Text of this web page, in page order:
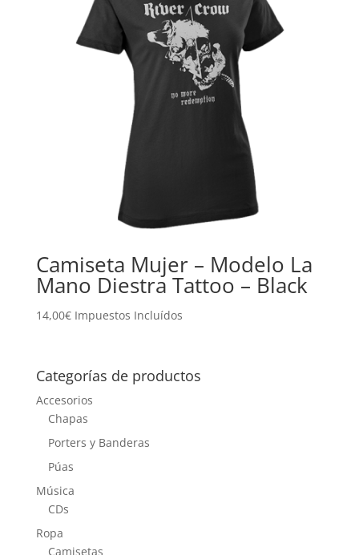
Camiseta Mujer – Modelo La
Mano Diestra Tattoo – Black
14,00€ Impuestos Incluídos
Categorías de productos
Accesorios
Chapas
Porters y Banderas
Púas
Música
CDs
Ropa
Camisetas